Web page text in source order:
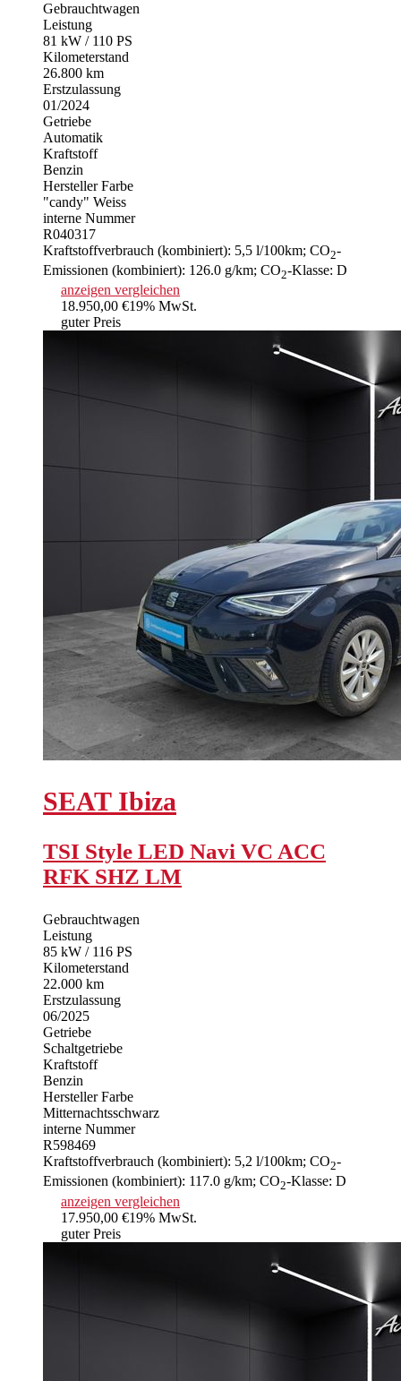
Gebrauchtwagen
Leistung
81 kW / 110 PS
Kilometerstand
26.800 km
Erstzulassung
01/2024
Getriebe
Automatik
Kraftstoff
Benzin
Hersteller Farbe
"candy" Weiss
interne Nummer
R040317
Kraftstoffverbrauch (kombiniert): 5,5 l/100km; CO2-
Emissionen (kombiniert): 126.0 g/km; CO2-Klasse: D
anzeigen vergleichen
18.950,00 €19% MwSt.
guter Preis
SEAT Ibiza
TSI Style LED Navi VC ACC
RFK SHZ LM
Gebrauchtwagen
Leistung
85 kW / 116 PS
Kilometerstand
22.000 km
Erstzulassung
06/2025
Getriebe
Schaltgetriebe
Kraftstoff
Benzin
Hersteller Farbe
Mitternachtsschwarz
interne Nummer
R598469
Kraftstoffverbrauch (kombiniert): 5,2 l/100km; CO2-
Emissionen (kombiniert): 117.0 g/km; CO2-Klasse: D
anzeigen vergleichen
17.950,00 €19% MwSt.
guter Preis